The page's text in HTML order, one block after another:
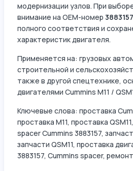
модернизации узлов. При
внимание на OEM-номер 3883157
полного соответствия и
характеристик двигателя.
Применяется на: грузовых
строительной и
также в другой спецтехнике,
двигателями Cummins M11 /
Ключевые слова: проставка
проставка M11, проставка
spacer Cummins 3883157,
запчасти QSM11, проставка
3883157, Cummins spacer,